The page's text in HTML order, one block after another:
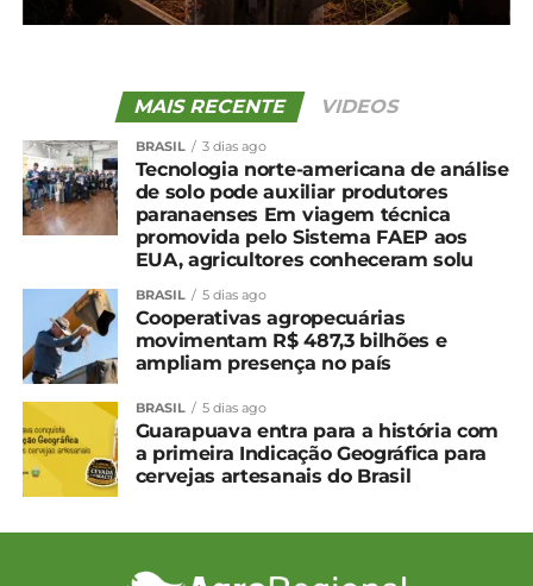
TÓPICOS RELACIONADOS:
Edição 07 – Novembro
Edição 05 – Setembro
MAIS RECENTE VIDEOS
BRASIL 3 dias ago
Tecnologia norte-americana de análise
de solo pode auxiliar produtores
paranaenses Em viagem técnica
promovida pelo Sistema FAEP aos
EUA, agricultores conheceram solu
BRASIL 5 dias ago
Cooperativas agropecuárias
movimentam R$ 487,3 bilhões e
ampliam presença no país
BRASIL 5 dias ago
Guarapuava entra para a história com
a primeira Indicação Geográfica para
cervejas artesanais do Brasil